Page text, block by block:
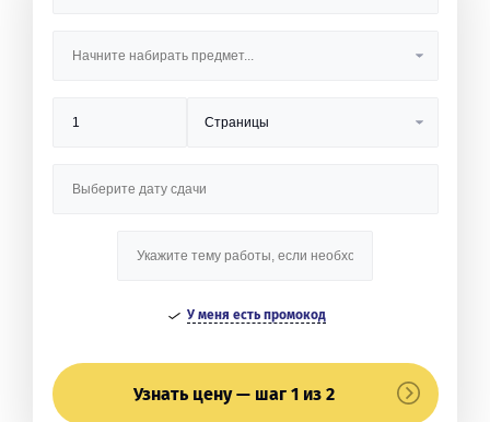
У меня есть промокод
Узнать цену — шаг 1 из 2